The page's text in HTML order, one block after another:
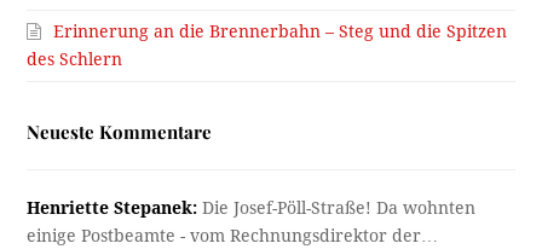
Erinnerung an die Brennerbahn – Steg und die Spitzen
des Schlern
Neueste Kommentare
Henriette Stepanek: Die Josef-Pöll-Straße! Da wohnten
einige Postbeamte - vom Rechnungsdirektor der…